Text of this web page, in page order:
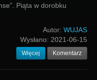
Piąta w dorobku
Autor: WUJAS
Wysłano: 2021-06-15
Więcej Komentarz